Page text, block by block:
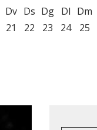
Dv
21
Ds
22
Dg
23
Dl
24
Dm
25